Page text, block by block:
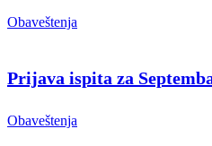
Obaveštenja
Prijava ispita za
Obaveštenja